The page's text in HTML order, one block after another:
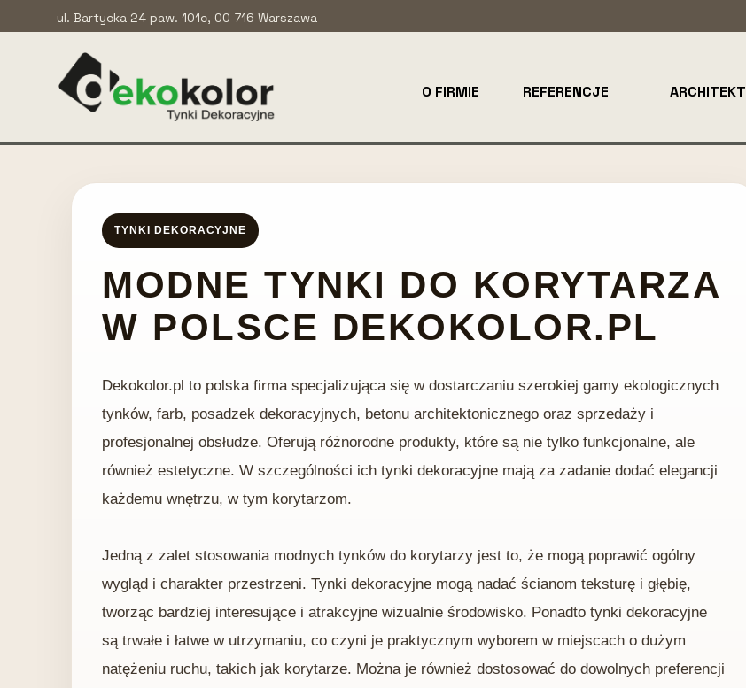
ARCHITEKT
REFERENCJE
O FIRMIE
ul. Bartycka 24 paw. 101c, 00-716 Warszawa
TYNKI DEKORACYJNE
MODNE TYNKI DO KORYTARZA
W POLSCE DEKOKOLOR.PL
Dekokolor.pl to polska firma specjalizująca się w dostarczaniu szerokiej gamy ekologicznych
tynków, farb, posadzek dekoracyjnych, betonu architektonicznego oraz sprzedaży i
profesjonalnej obsłudze. Oferują różnorodne produkty, które są nie tylko funkcjonalne, ale
również estetyczne. W szczególności ich tynki dekoracyjne mają za zadanie dodać elegancji
każdemu wnętrzu, w tym korytarzom.
Jedną z zalet stosowania modnych tynków do korytarzy jest to, że mogą poprawić ogólny
wygląd i charakter przestrzeni. Tynki dekoracyjne mogą nadać ścianom teksturę i głębię,
tworząc bardziej interesujące i atrakcyjne wizualnie środowisko. Ponadto tynki dekoracyjne
są trwałe i łatwe w utrzymaniu, co czyni je praktycznym wyborem w miejscach o dużym
natężeniu ruchu, takich jak korytarze. Można je również dostosować do dowolnych preferencji